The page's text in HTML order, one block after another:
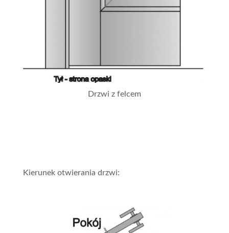
Drzwi z felcem
Kierunek otwierania drzwi: